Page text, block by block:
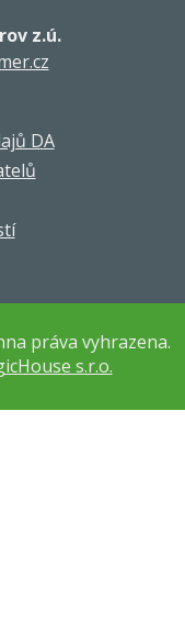
z.ú.
DA
práva vyhrazena.
s.r.o.